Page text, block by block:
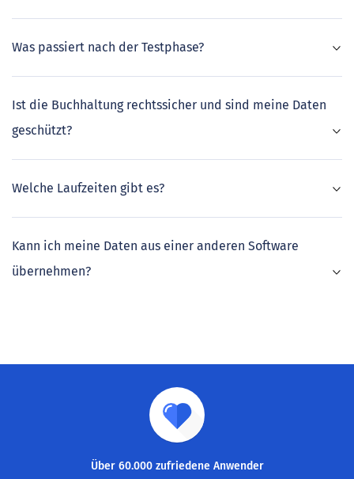
Was passiert nach der Testphase?
Ist die Buchhaltung rechtssicher und sind meine Daten
geschützt?
Welche Laufzeiten gibt es?
Kann ich meine Daten aus einer anderen Software
übernehmen?
Über 60.000 zufriedene Anwender